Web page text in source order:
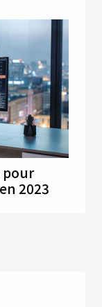
pour
2023